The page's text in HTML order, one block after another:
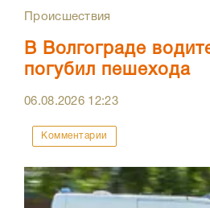
Происшествия
В Волгограде
погубил пешехода
06.08.2026 12:23
Комментарии